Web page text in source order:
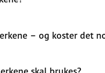
– og koster det